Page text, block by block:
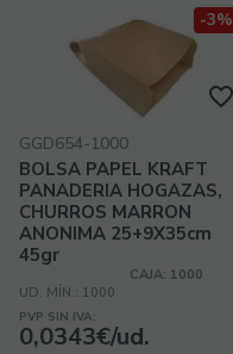
-3%
GGD654-1000
BOLSA PAPEL KRAFT
PANADERIA HOGAZAS,
CHURROS MARRON
ANONIMA 25+9X35cm
45gr
CAJA: 1000
UD. MÍN.: 1000
PVP SIN IVA:
0,0343€/ud.